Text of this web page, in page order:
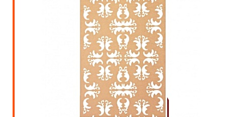
Köşe ve Kartonpiyer Profilleri
Masif Oymalı Modeller
Masif Üzeri Cnc Yazı, Desen, Logo İşleme
Ahşap Merdiven Küpeşte Korkuluk İmalatı